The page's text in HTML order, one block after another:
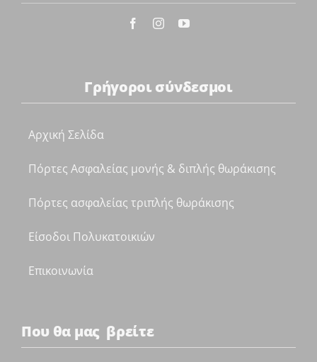
Γρήγοροι σύνδεσμοι
Αρχική Σελίδα
Πόρτες Ασφαλείας μονής & διπλής θωράκισης
Πόρτες ασφαλείας τριπλής θωράκισης
Είσοδοι Πολυκατοικιών
Επικοινωνία
Που θα μας βρείτε